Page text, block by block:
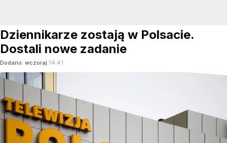
Dziennikarze zostają w Polsacie.
Dostali nowe zadanie
Dodano: wczoraj 14:41